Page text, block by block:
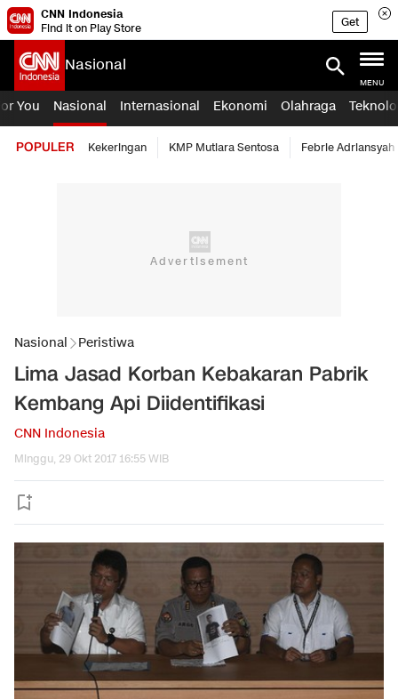
CNN Indonesia
Find it on Play Store
Get
Nasional
MENU
You Nasional Internasional Ekonomi Olahraga
POPULER Kekeringan KMP Mutiara Sentosa Febrie Adriansyah
Nasional Peristiwa
Lima Jasad Korban Kebakaran Pabrik
Kembang Api Diidentifikasi
CNN Indonesia
Minggu, 29 Okt 2017 16:55 WIB